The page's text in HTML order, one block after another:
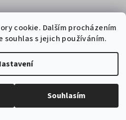
cookie. Dalším procházením
s jejich používáním.
Souhlasím
umění
rukavice
Shoptet